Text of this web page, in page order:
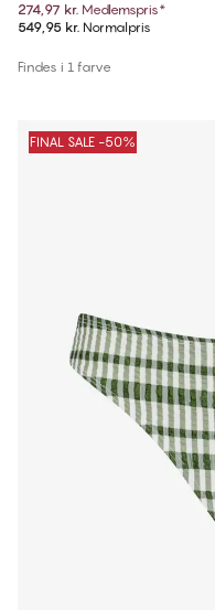
274,97 kr. Medlemspris*
549,95 kr. Normalpris
Findes i 1 farve
FINAL SALE -50%